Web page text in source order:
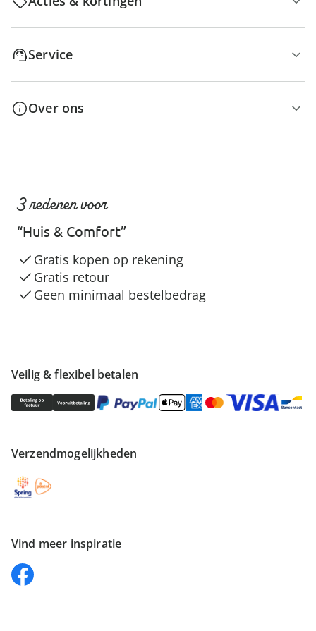
Service
Over ons
Veilig & flexibel betalen
Verzendmogelijkheden
Vind meer inspiratie
3 redenen voor
“Huis & Comfort”
Gratis kopen op rekening
Gratis retour
Geen minimaal bestelbedrag